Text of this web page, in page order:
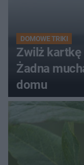
DOMOWE TRIKI
Zwilż kartkę
Żadna
domu